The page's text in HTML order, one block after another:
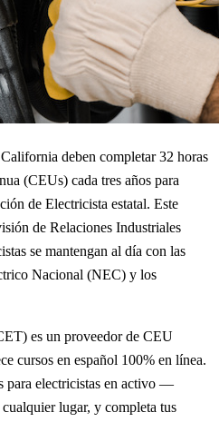
deben completar 32 horas
(CEUs) cada tres años para
de Electricista estatal. Este
de Relaciones Industriales
se mantengan al día con las
Nacional (NEC) y los
es un proveedor de CEU
cursos en español 100% en línea.
para electricistas en activo —
lugar, y completa tus